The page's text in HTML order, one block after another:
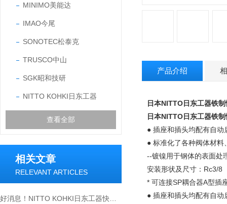
MINIMO美能达
IMAO今尾
SONOTEC松泰克
TRUSCO中山
SGK昭和技研
NITTO KOHKI日东工器
查看全部
相关文章
RELEVANT ARTICLES
产品介绍
日本NITTO日东工器铁
日本NITTO日东工器铁
● 插座和插头均配有自
● 标准化了各种阀体材
--镀镍用于钢体的表面处
安装形状及尺寸：Rc3/8
* 可连接SP耦合器A型插
● 插座和插头均配有自